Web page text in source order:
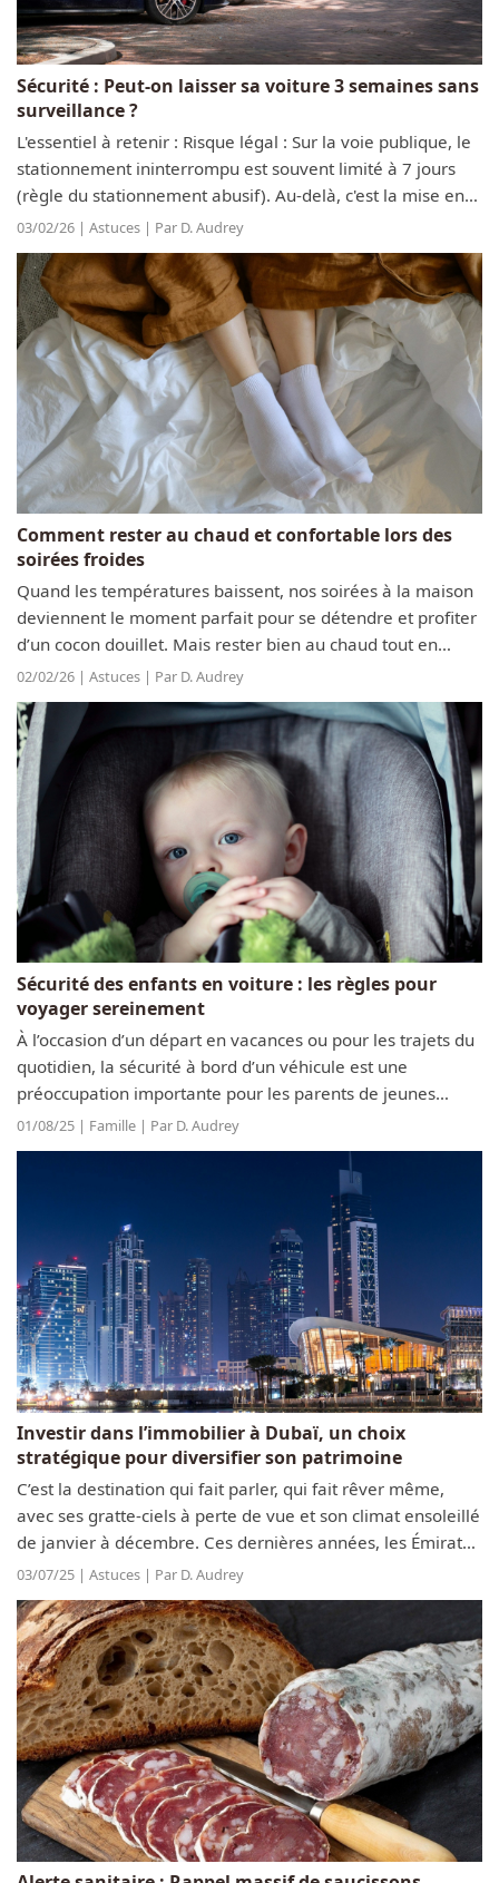
Sécurité : Peut-on laisser sa voiture 3 semaines sans
surveillance ?
L'essentiel à retenir : Risque légal : Sur la voie publique, le
stationnement ininterrompu est souvent limité à 7 jours
(règle du stationnement abusif). Au-delà, c'est la mise en
fourrière immédiate. Risque matériel : Une voiture
immobile pendant...
03/02/26 | Astuces | Par D. Audrey
Comment rester au chaud et confortable lors des
soirées froides
Quand les températures baissent, nos soirées à la maison
deviennent le moment parfait pour se détendre et profiter
d’un cocon douillet. Mais rester bien au chaud tout en
étant confortable demande un petit peu d’organisation et
quelques astuces...
02/02/26 | Astuces | Par D. Audrey
Sécurité des enfants en voiture : les règles pour
voyager sereinement
À l’occasion d’un départ en vacances ou pour les trajets du
quotidien, la sécurité à bord d’un véhicule est une
préoccupation importante pour les parents de jeunes
enfants. La règlementation en matière d’installation à bord
varie d’une classe...
01/08/25 | Famille | Par D. Audrey
Investir dans l’immobilier à Dubaï, un choix
stratégique pour diversifier son patrimoine
C’est la destination qui fait parler, qui fait rêver même,
avec ses gratte-ciels à perte de vue et son climat ensoleillé
de janvier à décembre. Ces dernières années, les Émirats
arabes unis ont fait un boom du côté des investisseurs, qui
ont...
03/07/25 | Astuces | Par D. Audrey